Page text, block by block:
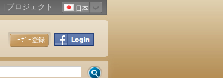
プロジェクト 日本
ﾕｰｻﾞｰ登録